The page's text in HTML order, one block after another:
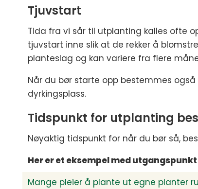
Tjuvstart
Tida fra vi sår til utplanting kalles ofte
tjuvstart inne slik at de rekker å
planteslag og kan variere fra flere
Når du bør starte opp bestemmes
dyrkingsplass.
Tidspunkt for utplanting
Nøyaktig tidspunkt for når du bør så,
Her er et eksempel med
Mange pleier å plante ut egne planter